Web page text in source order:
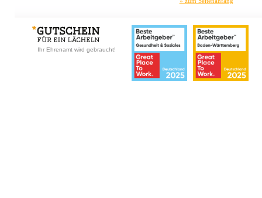
Ihr Ehrenamt wird gebraucht!